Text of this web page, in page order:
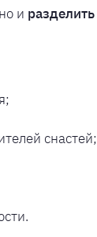
и
снастей;